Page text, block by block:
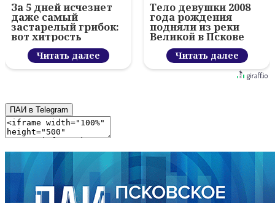
За 5 дней исчезнет
даже самый
застарелый грибок:
вот хитрость
Читать далее
Тело девушки 2008
года рождения
подняли из реки
Великой в Пскове
Читать далее
ПАИ в Telegram